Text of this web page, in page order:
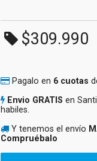
$309.990
Pagalo en 6 cuotas
Envio GRATIS en
habiles.
Y tenemos el envío
Compruébalo